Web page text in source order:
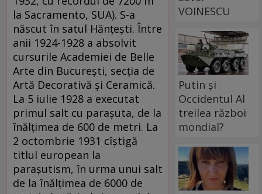
la Sacramento, SUA). S-a
născut în satul Hănţeşti. Între
anii 1924-1928 a absolvit
cursurile Academiei de Belle
Arte din Bucureşti, secţia de
Artă Decorativă şi Ceramică.
La 5 iulie 1928 a executat
primul salt cu paraşuta, de la
înălţimea de 600 de metri. La
2 octombrie 1931 cîştigă
titlul european la
paraşutism, în urma unui salt
de la înălţimea de 6000 de
VOINESCU
Putin și
Occidentul Al
treilea război
mondial?